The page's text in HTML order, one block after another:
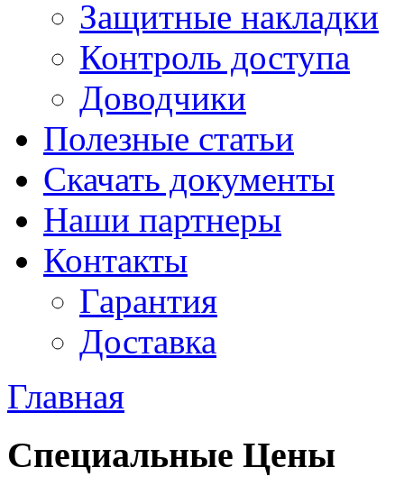
Защитные накладки
Контроль доступа
Доводчики
Полезные статьи
Скачать документы
Наши партнеры
Контакты
Гарантия
Доставка
Вы здесь
Главная
Специальные Цены